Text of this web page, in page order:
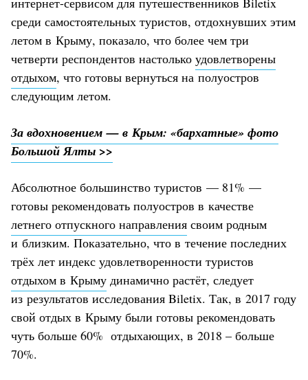
среди самостоятельных туристов, отдохнувших этим
летом в Крыму, показало, что более чем три
четверти респондентов настолько удовлетворены
отдыхом, что готовы вернуться на полуостров
следующим летом.
За вдохновением — в Крым: «бархатные» фото
Большой Ялты >>
Абсолютное большинство туристов — 81% —
готовы рекомендовать полуостров в качестве
летнего отпускного направления своим родным
и близким. Показательно, что в течение последних
трёх лет индекс удовлетворенности туристов
отдыхом в Крыму динамично растёт, следует
из результатов исследования Biletix. Так, в 2017 году
свой отдых в Крыму были готовы рекомендовать
чуть больше 60% отдыхающих, в 2018 – больше
70%.